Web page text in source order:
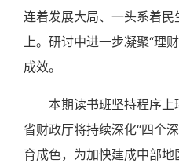
连着发展大局、一头系着
上。研讨中进一步凝聚“理
成效。
本期读书班坚持程序
省财政厅将持续深化“四个
育成色，为加快建成中部